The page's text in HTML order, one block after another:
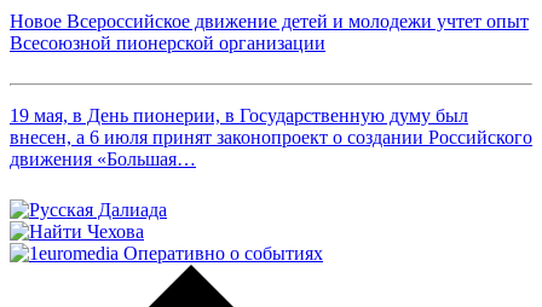
Новое Всероссийское движение детей и молодежи учтет опыт
Всесоюзной пионерской организации
19 мая, в День пионерии, в Государственную думу был
внесен, а 6 июля принят законопроект о создании Российского
движения «Большая…